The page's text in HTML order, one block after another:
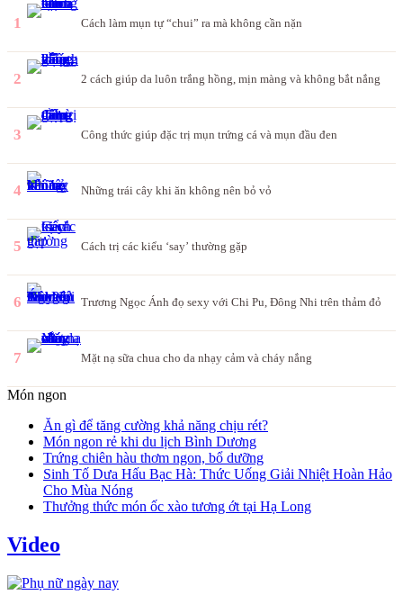
1 Cách làm mụn tự “chui” ra mà không cần nặn
2 2 cách giúp da luôn trắng hồng, mịn màng và không bắt nắng
3 Công thức giúp đặc trị mụn trứng cá và mụn đầu đen
4 Những trái cây khi ăn không nên bỏ vỏ
5 Cách trị các kiểu ‘say’ thường gặp
6 Trương Ngọc Ánh đọ sexy với Chi Pu, Đông Nhi trên thảm đỏ
7 Mặt nạ sữa chua cho da nhạy cảm và cháy nắng
Món ngon
Ăn gì để tăng cường khả năng chịu rét?
Món ngon rẻ khi du lịch Bình Dương
Trứng chiên hàu thơm ngon, bổ dưỡng
Sinh Tố Dưa Hấu Bạc Hà: Thức Uống Giải Nhiệt Hoàn Hảo
Cho Mùa Nóng
Thưởng thức món ốc xào tương ớt tại Hạ Long
Video